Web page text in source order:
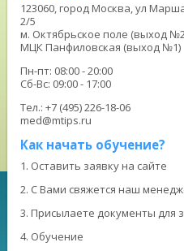
123060, город Москва, ул
2/5
м. Октябрьское поле (выход
МЦК Панфиловская (выход №1)
Пн-пт: 08:00 - 20:00
Сб-Вс: 09:00 - 17:00
Тел.: +7 (495) 226-18-06
med@mtips.ru
Как начать обучение?
1. Оставить заявку на сайте
2. С Вами свяжется наш
3. Присылаете документы для
4. Обучение